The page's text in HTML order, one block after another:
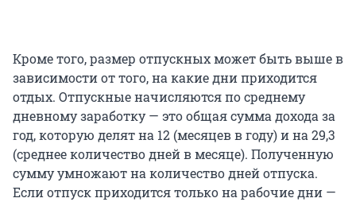
Кроме того, размер отпускных может быть выше в
зависимости от того, на какие дни приходится
отдых. Отпускные начисляются по среднему
дневному заработку — это общая сумма дохода за
год, которую делят на 12 (месяцев в году) и на 29,3
(среднее количество дней в месяце). Полученную
сумму умножают на количество дней отпуска.
Если отпуск приходится только на рабочие дни —